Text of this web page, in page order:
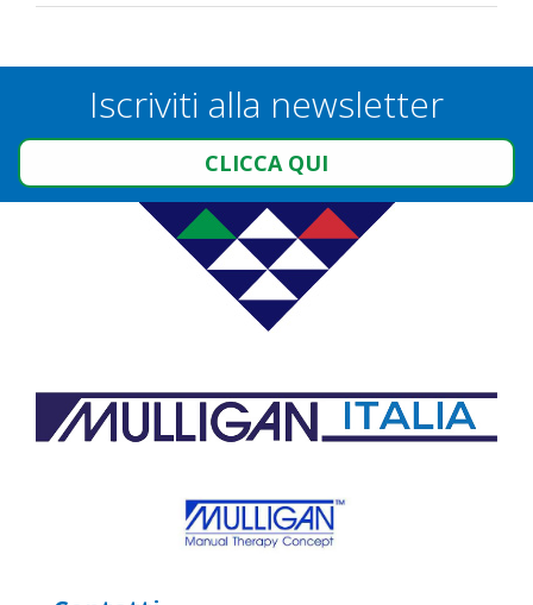
Iscriviti alla newsletter
CLICCA QUI